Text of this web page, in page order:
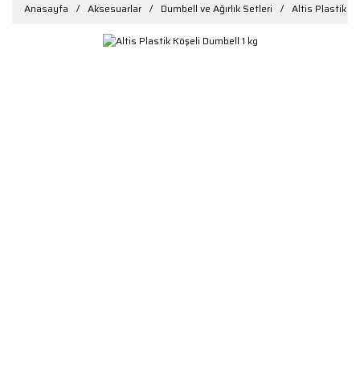
Anasayfa Aksesuarlar Dumbell ve Ağırlık Setleri Altis Plastik